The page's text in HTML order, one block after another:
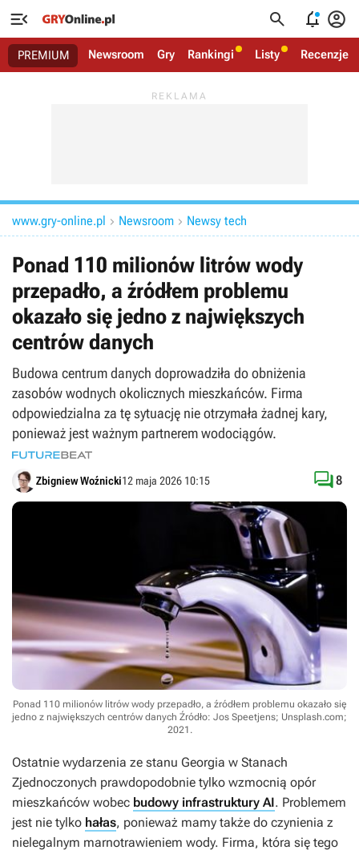
   
PREMIUM Newsroom Gry Rankingi Listy Recenzje
www.gry-online.pl  Newsroom  Newsy tech
Ponad 110 milionów litrów wody
przepadło, a źródłem problemu
okazało się jedno z największych
centrów danych
Budowa centrum danych doprowadziła do obniżenia
zasobów wodnych okolicznych mieszkańców. Firma
odpowiedzialna za tę sytuację nie otrzymała żadnej kary,
ponieważ jest ważnym partnerem wodociągów.
Zbigniew Woźnicki12 maja 2026 10:15 8
Ponad 110 milionów litrów wody przepadło, a źródłem problemu okazało się
jedno z największych centrów danych Źródło: Jos Speetjens; Unsplash.com;
2021 .
Ostatnie wydarzenia ze stanu Georgia w Stanach
Zjednoczonych prawdopodobnie tylko wzmocnią opór
mieszkańców wobec budowy infrastruktury AI. Problemem
jest nie tylko hałas, ponieważ mamy także do czynienia z
nielegalnym marnotrawieniem wody. Firma, która się tego